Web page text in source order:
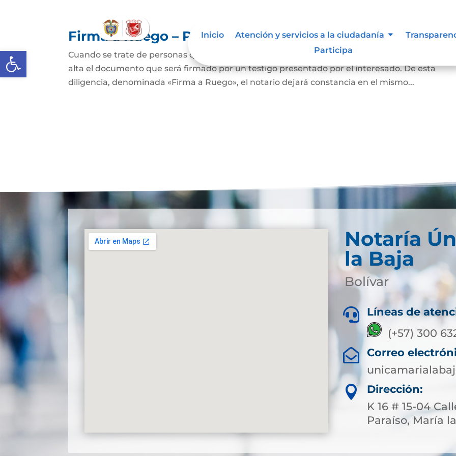
Abrir barra de herramientas
Inicio Atención y servicios a la ciudadanía
Participa
Firma a Ruego – Personas que no saben o no puede
Cuando se trate de personas que no sepan o no puedan firmar, en la diligencia se leerá en voz
alta el documento que será firmado por un testigo presentado por el interesado. De esta
diligencia, denominada «Firma a Ruego», el notario dejará constancia en el mismo...
Notaría
la Baja
Bolívar

Líneas de
(+57) 300

Correo

Dirección:
K 16 # 15-04
Paraíso, María